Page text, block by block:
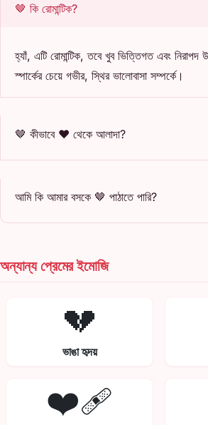
🤎 কি রোমান্টিক?
হ্যাঁ, এটি রোমান্টিক, তবে খুব ভিত্তিগত এবং নিরাপদ
স্পার্কের চেয়ে গভীর, স্থির ভালোবাসা সম্পর্কে।
🤎 কীভাবে ❤️ থেকে আলাদা?
আমি কি আমার বসকে 🤎 পাঠাতে পারি?
অন্যান্য প্রেমের ইমোজি
💔
ভাঙা হৃদয়
❤️‍🩹